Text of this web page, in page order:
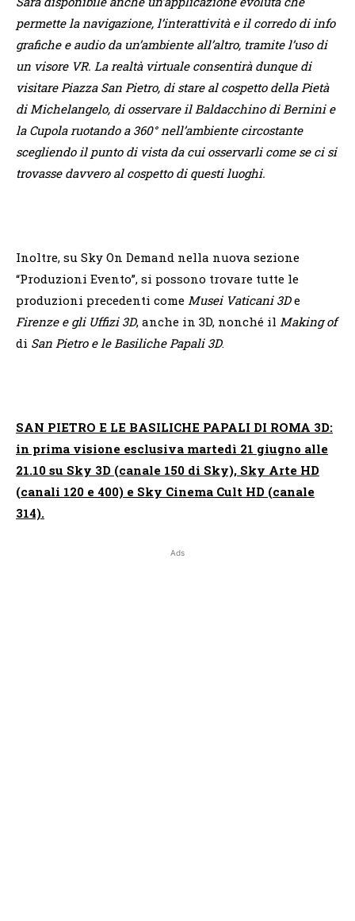
permette la navigazione, l’interattività e il corredo di info
grafiche e audio da un’ambiente all’altro, tramite l’uso di
un visore VR. La realtà virtuale consentirà dunque di
visitare Piazza San Pietro, di stare al cospetto della Pietà
di Michelangelo, di osservare il Baldacchino di Bernini e
la Cupola ruotando a 360° nell’ambiente circostante
scegliendo il punto di vista da cui osservarli come se ci si
trovasse davvero al cospetto di questi luoghi.
Inoltre, su Sky On Demand nella nuova sezione
“Produzioni Evento”, si possono trovare tutte le
produzioni precedenti come Musei Vaticani 3De
Firenze e gli Uffizi 3D, anche in 3D, nonché il Making of
di San Pietro e le Basiliche Papali 3D.
SAN PIETRO E LE BASILICHE PAPALI DI ROMA 3D:
in prima visione esclusiva martedì 21 giugno alle
21.10 su Sky 3D (canale 150 di Sky), Sky Arte HD
(canali 120 e 400) e Sky Cinema Cult HD (canale
314).
Ads